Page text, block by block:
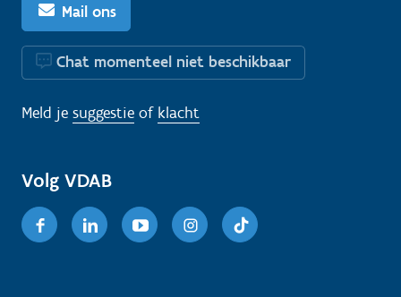
Mail ons
Chat momenteel niet beschikbaar
Meld je suggestie of klacht
Volg VDAB
FacebookLinkedinYoutubeInstagram